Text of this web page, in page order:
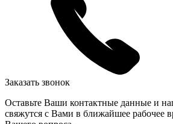
Заказать звонок
Оставьте Ваши контактные данные и
свяжутся с Вами в ближайшее рабочее